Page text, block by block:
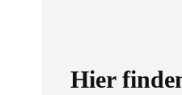
Hier